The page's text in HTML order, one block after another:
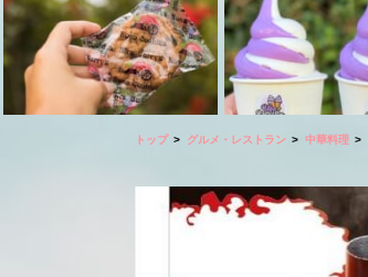
トップ グルメ・レストラン 中華料理